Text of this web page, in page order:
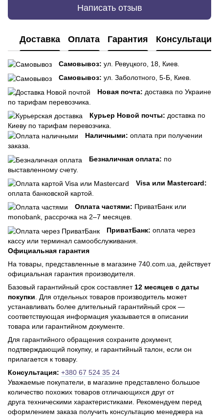
Написать отзыв
Доставка Оплата Гарантия Консультация
Самовывоз: ул. Ревуцкого, 18, Киев.
Самовывоз: ул. Заболотного, 5-Б, Киев.
Новая почта: доставка по Украине
по тарифам перевозчика.
Курьер Новой почты: доставка по
Киеву по тарифам перевозчика.
Наличными: оплата при получении
заказа.
Безналичная оплата: по
выставленному счету.
Visa или Mastercard:
оплата банковской картой.
Оплата частями: ПриватБанк или
monobank, рассрочка на 2–7 месяцев.
ПриватБанк: оплата через
кассу или терминал самообслуживания.
Официальная гарантия
На товары, представленные в магазине 740.com.ua, действует
официальная гарантия производителя.
Базовый гарантийный срок составляет 12 месяцев с даты
покупки . Для отдельных товаров производитель может
устанавливать более длительный гарантийный срок —
соответствующая информация указывается в описании
товара или гарантийном документе.
Для гарантийного обращения сохраните документ,
подтверждающий покупку, и гарантийный талон, если он
прилагается к товару.
Консультация: +380 67 524 35 24
Уважаемые покупатели, в магазине представлено большое
количество похожих товаров отличающихся друг от
друга техническими характеристиками. Рекомендуем перед
оформлением заказа получить консультацию менеджера на